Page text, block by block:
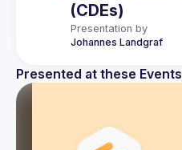
(CDEs)
Presentation by
Johannes Landgraf
Presented at these Events